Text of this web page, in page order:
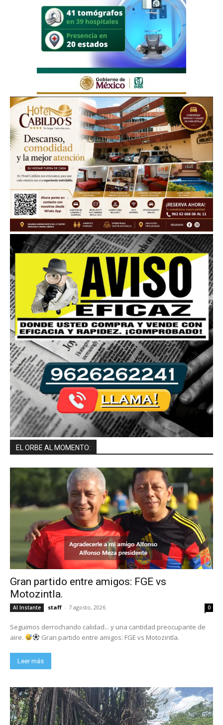
EL ORBE AL MOMENTO:
Gran partido entre amigos: FGE vs
Motozintla.
Al Instante staff - 7 agosto, 2026 0
Seguimos derrochando calidad... y una cantidad preocupante de
aire.
Gran partido entre amigos: FGE vs Motozintla.
Leer más